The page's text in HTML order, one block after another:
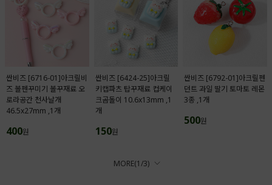
싼비즈 [6716-01]아크릴비
즈 볼펜꾸미기 볼꾸재료 오
로라공간 천사날개
46.5x27mm ,1개
400원
싼비즈 [6424-25]아크릴
키캡파츠 탑꾸재료 컵케이
크곰돌이 10.6x13mm ,1
개
150원
싼비즈 [6792-01]아크릴펜
던트 과일 딸기 토마토 레몬
3종 ,1개
500원
MORE(1/3)